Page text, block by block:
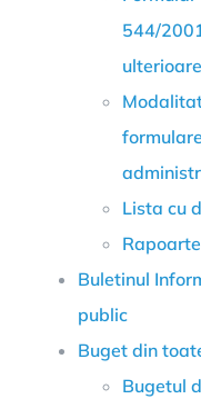
544/
ulterioare
Lista cu
Buletinul
public
Buget din
Bugetul